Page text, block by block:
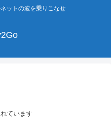
ットの波を乗りこなせ
ています